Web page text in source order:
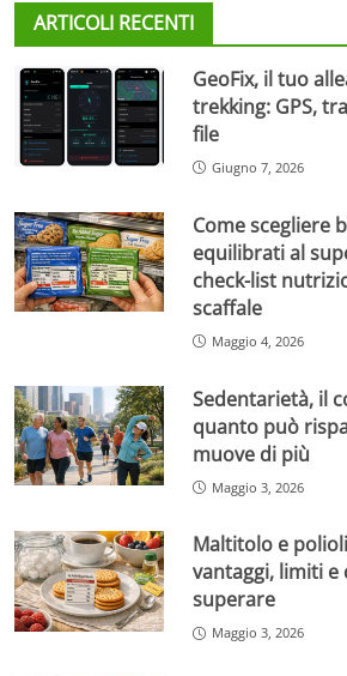
ARTICOLI RECENTI
GeoFix, il tuo
trekking: GPS,
file
Giugno 7, 2026
Come scegliere
equilibrati al
check-list
scaffale
Maggio 4, 2026
Sedentarietà, il
quanto può
muove di più
Maggio 3, 2026
Maltitolo e
vantaggi, limiti
superare
Maggio 3, 2026